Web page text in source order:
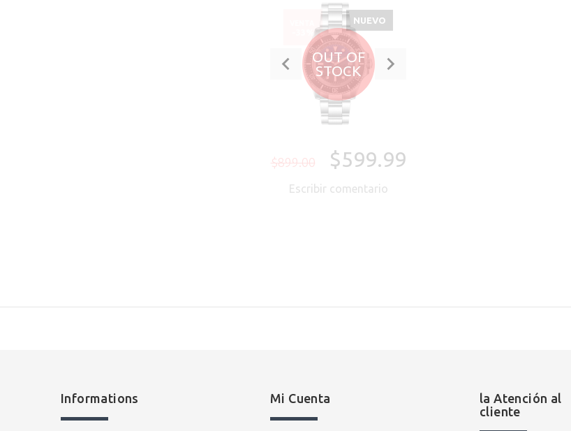
OUT OF
STOCK
NUEVO
$899.00 $599.99
Escribir comentario
Informations Mi Cuenta
la Atención al
cliente